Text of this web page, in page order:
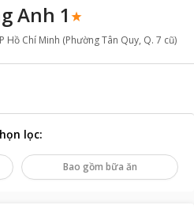
Anh 1
Hồ Chí Minh (Phường Tân Quy, Q. 7 cũ)
lọc:
Bao gồm bữa ăn